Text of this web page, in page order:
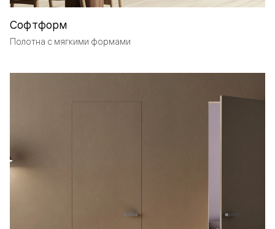
Софтформ
Полотна с мягкими формами